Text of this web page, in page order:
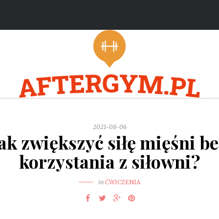
2021-08-06
zwiększyć siłę mięśni
korzystania z siłowni?
in ĆWICZENIA